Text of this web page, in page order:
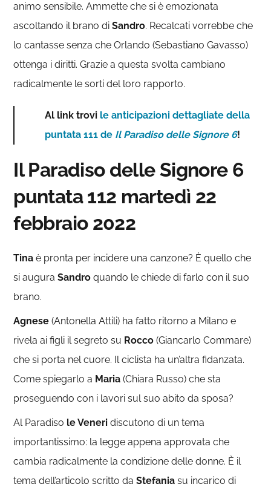
animo sensibile. Ammette che si è emozionata
ascoltando il brano diSandro. Recalcati vorrebbe che
lo cantasse senza che Orlando (Sebastiano Gavasso)
ottenga i diritti. Grazie a questa svolta cambiano
radicalmente le sorti del loro rapporto.
Al link trovi le anticipazioni dettagliate della
puntata 111 de Il Paradiso delle Signore 6!
Il Paradiso delle Signore 6
puntata 112 martedì 22
febbraio 2022
Tina è pronta per incidere una canzone? È quello che
si augura Sandro quando le chiede di farlo con il suo
brano.
Agnese (Antonella Attili) ha fatto ritorno a Milano e
rivela ai figli il segreto su Rocco (Giancarlo Commare)
che si porta nel cuore. Il ciclista ha un’altra fidanzata.
Come spiegarlo a Maria (Chiara Russo) che sta
proseguendo con i lavori sul suo abito da sposa?
Al Paradiso le Veneri discutono di un tema
importantissimo: la legge appena approvata che
cambia radicalmente la condizione delle donne. È il
tema dell’articolo scritto daStefania su incarico di